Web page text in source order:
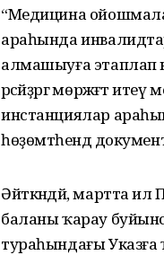
“Медицина
араһында
алмашыуға этаплап
рәсәйҙәргә мөрәжәғәт
инстанциялар
һөҙөмтәһендә
Әйткәндәй, мартта
баланы ҡарау
тураһындағы